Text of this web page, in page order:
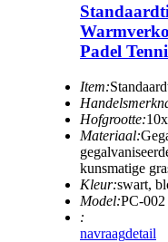
Padel
Item:
Hofgrootte:
Materiaal:
kunsmatige
Kleur:swart,
Model:PC-002
:
navraagdetail